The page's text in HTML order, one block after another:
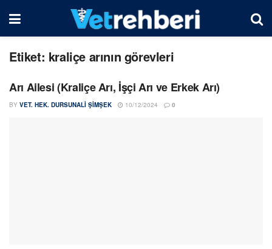
Etiket: kraliçe arının görevleri
Arı Ailesi (Kraliçe Arı, İşçi Arı ve Erkek Arı)
BY VET. HEK. DURSUNALI ŞIMŞEK 10/12/2024 0